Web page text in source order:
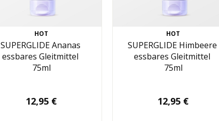
HOT
SUPERGLIDE Ananas
essbares Gleitmittel
75ml
12,95 €
HOT
SUPERGLIDE Himbeere
essbares Gleitmittel
75ml
12,95 €